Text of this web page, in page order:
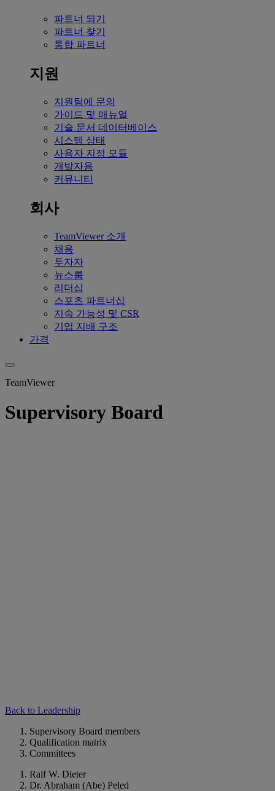
파트너 되기
파트너 찾기
통합 파트너
지원
지원팀에 문의
가이드 및 매뉴얼
기술 문서 데이터베이스
시스템 상태
사용자 지정 모듈
개발자용
커뮤니티
회사
TeamViewer 소개
채용
투자자
뉴스룸
리더십
스포츠 파트너십
지속 가능성 및 CSR
기업 지배 구조
가격
TeamViewer
Supervisory Board
Back to Leadership
Supervisory Board members
Qualification matrix
Committees
Ralf W. Dieter
Dr. Abraham (Abe) Peled